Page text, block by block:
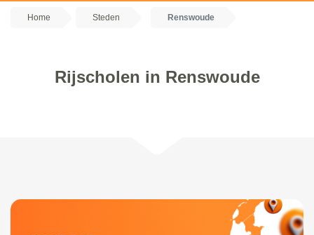
Home Steden Renswoude
Rijscholen in Renswoude